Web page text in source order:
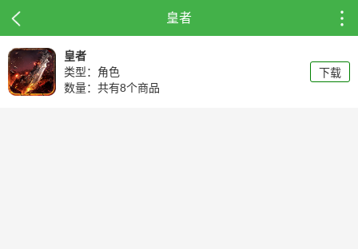
皇者
皇者
类型：角色
数量：共有8个商品
下载